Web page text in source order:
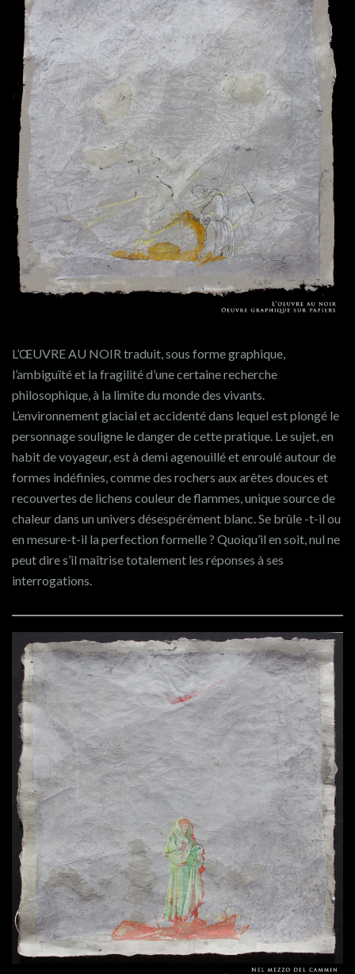
L’ŒUVRE AU NOIR traduit, sous forme graphique,
l’ambiguïté et la fragilité d’une certaine recherche
philosophique, à la limite du monde des vivants.
L’environnement glacial et accidenté dans lequel est plongé le
personnage souligne le danger de cette pratique. Le sujet, en
habit de voyageur, est à demi agenouillé et enroulé autour de
formes indéfinies, comme des rochers aux arêtes douces et
recouvertes de lichens couleur de flammes, unique source de
chaleur dans un univers désespérément blanc. Se brûle -t-il ou
en mesure-t-il la perfection formelle ? Quoiqu’il en soit, nul ne
peut dire s’il maîtrise totalement les réponses à ses
interrogations.